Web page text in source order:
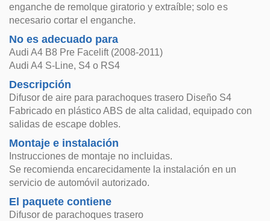
enganche de remolque giratorio y extraíble; solo es
necesario cortar el enganche.
No es adecuado para
Audi A4 B8 Pre Facelift (2008-2011)
Audi A4 S-Line, S4 o RS4
Descripción
Difusor de aire para parachoques trasero Diseño S4
Fabricado en plástico ABS de alta calidad, equipado con
salidas de escape dobles.
Montaje e instalación
Instrucciones de montaje no incluidas.
Se recomienda encarecidamente la instalación en un
servicio de automóvil autorizado.
El paquete contiene
Difusor de parachoques trasero